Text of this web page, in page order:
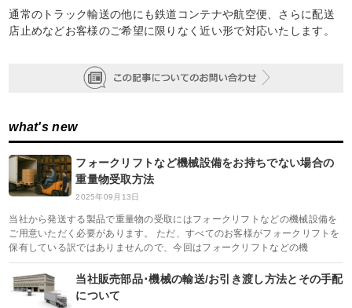
通常のトラック輸送の他にも鉄道コンテナや航空便、さらに配送
店止めなどお客様のご希望に限りなく近い形で対応いたします。
what's new
フォークリフトなど機械設備をお持ちでない場合の
重量物受取方法
2025年09月13日
当社から発送する製品で重量物の受取にはフォークリフトなどの機械設備を
ご用意いただく必要があります。 ただ、すべてのお客様がフォークリフトを
保有している訳ではありませんので、今回はフォークリフトなどの機
当社販売部品･機械の輸送/お引き渡し方法とその手配
について